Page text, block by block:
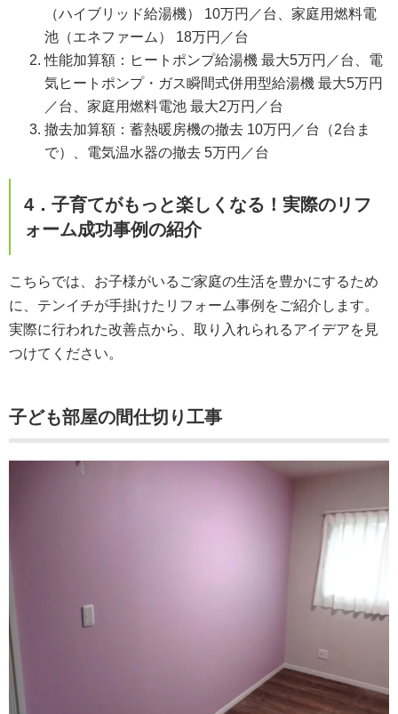
（ハイブリッド給湯機） 10万円／台、家庭用燃料電
池（エネファーム） 18万円／台
性能加算額：ヒートポンプ給湯機 最大5万円／台、電
気ヒートポンプ・ガス瞬間式併用型給湯機 最大5万円
／台、家庭用燃料電池 最大2万円／台
撤去加算額：蓄熱暖房機の撤去 10万円／台（2台ま
で）、電気温水器の撤去 5万円／台
4．子育てがもっと楽しくなる！実際のリフ
ォーム成功事例の紹介
こちらでは、お子様がいるご家庭の生活を豊かにするため
に、テンイチが手掛けたリフォーム事例をご紹介します。
実際に行われた改善点から、取り入れられるアイデアを見
つけてください。
子ども部屋の間仕切り工事